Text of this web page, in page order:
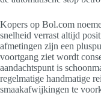
Kopers op Bol.com
snelheid verrast altijd
afmetingen zijn een
voortgang ziet wordt
aandachtspunt is
regelmatige handmatige
smaakafwijkingen te